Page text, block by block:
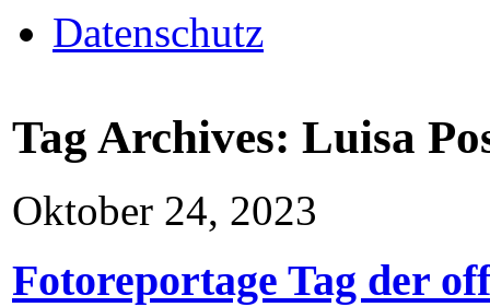
Datenschutz
Tag Archives: Luisa
Oktober 24, 2023
Fotoreportage Tag der